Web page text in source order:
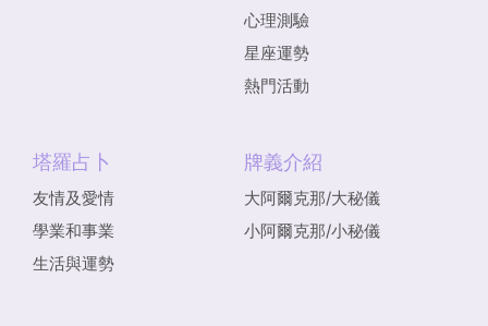
心理測驗
星座運勢
熱門活動
塔羅占卜
友情及愛情
學業和事業
生活與運勢
牌義介紹
大阿爾克那/大秘儀
小阿爾克那/小秘儀